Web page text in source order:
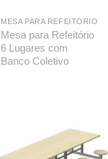
MESA PARA REFEITÓRIO
Mesa para Refeitório
6 Lugares com
Banco Coletivo